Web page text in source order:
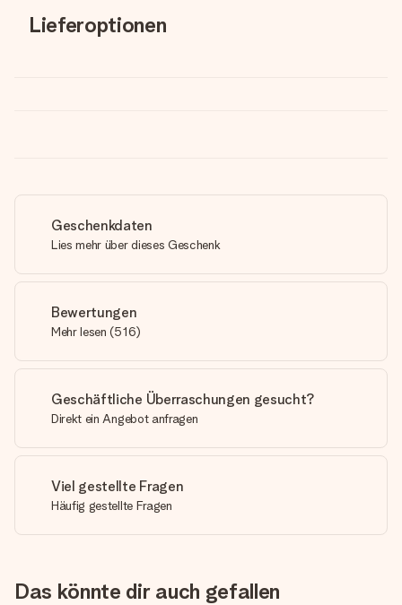
Lieferoptionen
Geschenkdaten
Lies mehr über dieses Geschenk
Bewertungen
Mehr lesen (516)
Geschäftliche Überraschungen gesucht?
Direkt ein Angebot anfragen
Viel gestellte Fragen
Häufig gestellte Fragen
Das könnte dir auch gefallen